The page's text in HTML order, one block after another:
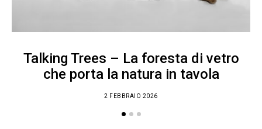
Talking Trees – La foresta di vetro
che porta la natura in tavola
2 FEBBRAIO 2026